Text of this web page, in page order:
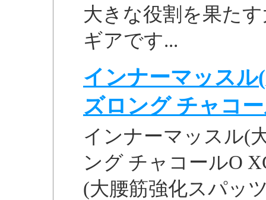
大きな役割を果た
ギアです...
インナーマッス
ズロング チャコ
インナーマッスル(
ング チャコールO
(大腰筋強化スパッ